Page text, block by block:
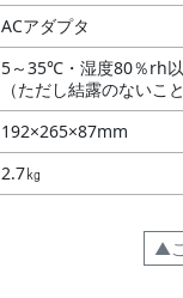
ACアダプタ
5～35℃・湿度80％rh
（ただし結露のないこと
192×265×87mm
2.7㎏
▲